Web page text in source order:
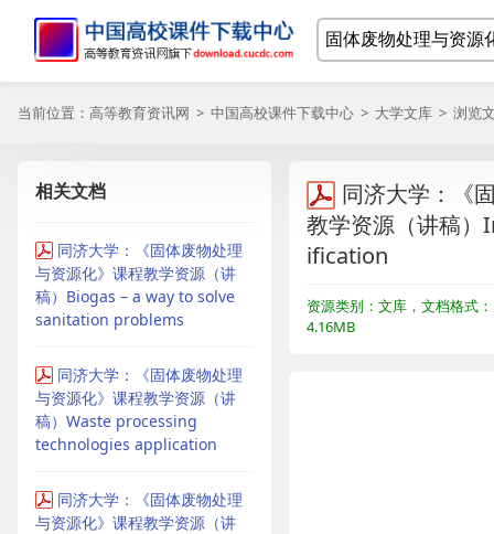
当前位置： 高等教育资讯网 > 中国高校课件下载中心 > 大学文库 > 浏览
相关文档
同济大学：《固体废物处理
与资源化》课程教学资源（讲
稿）Biogas – a way to solve
sanitation problems
同济大学：《固体废物处理
与资源化》课程教学资源（讲
稿）Waste processing
technologies application
同济大学：《固体废物处理
与资源化》课程教学资源（讲
同济大学：《
教学资源（讲稿
ification
资源类别：文库，文档格式
4.16MB